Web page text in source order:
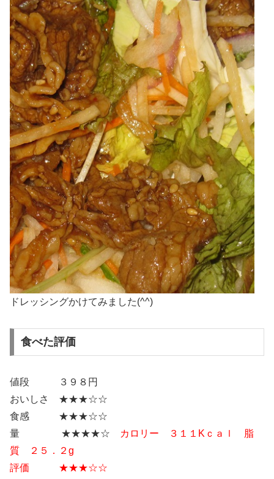
ドレッシングかけてみました(^^)
食べた評価
値段 ３９８円
おいしさ ★★★☆☆
食感 ★★★☆☆
量 ★★★★☆
カロリー ３１１Kｃａｌ 脂
質 ２５．２g
評価 ★★★☆☆